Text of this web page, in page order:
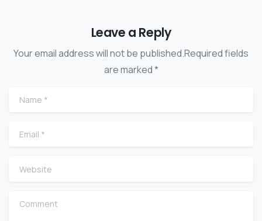
Leave a Reply
Your email address will not be published.Required fields
are marked *
Name
Email
Website
Comment